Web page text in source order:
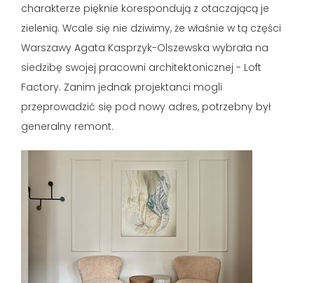
charakterze pięknie korespondują z otaczającą je
zielenią. Wcale się nie dziwimy, że właśnie w tą części
Warszawy Agata Kasprzyk-Olszewska wybrała na
siedzibę swojej pracowni architektonicznej - Loft
Factory. Zanim jednak projektanci mogli
przeprowadzić się pod nowy adres, potrzebny był
generalny remont.